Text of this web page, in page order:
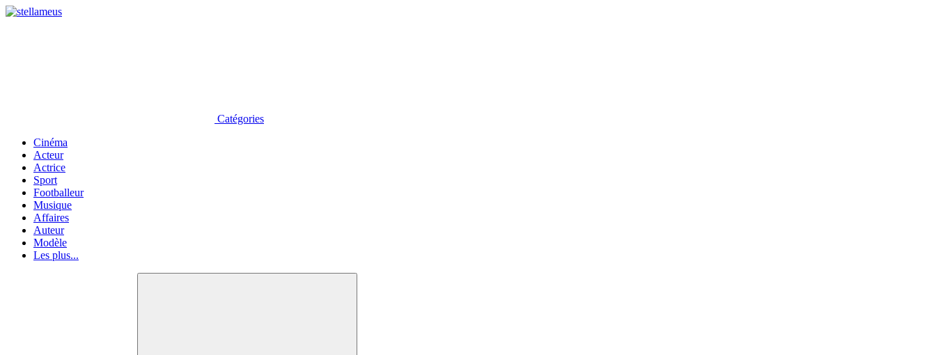
Catégories
Cinéma
Acteur
Actrice
Sport
Footballeur
Musique
Affaires
Auteur
Modèle
Les plus...